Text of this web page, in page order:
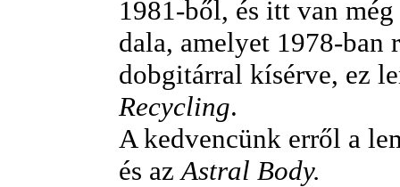
1981-ből, és itt van
dala, amelyet 1978-ban
dobgitárral kísérve, ez
Recycling.
A kedvencünk erről a
és azAstral Body.